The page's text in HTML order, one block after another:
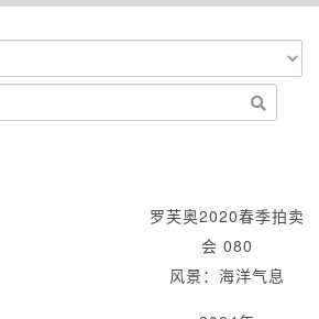
罗芙奥2020春季拍卖
会 080
风景：海洋气息